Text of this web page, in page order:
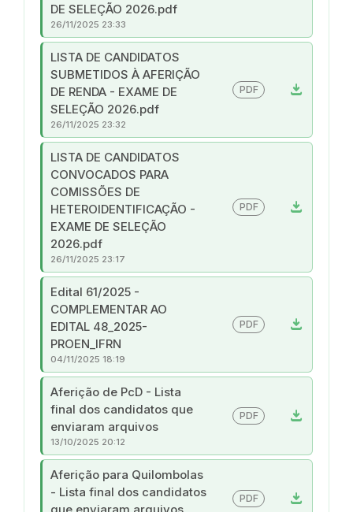
DE SELEÇÃO 2026.pdf
26/11/2025 23:33
LISTA DE CANDIDATOS
SUBMETIDOS À AFERIÇÃO
DE RENDA - EXAME DE
SELEÇÃO 2026.pdf
download
PDF
26/11/2025 23:32
LISTA DE CANDIDATOS
CONVOCADOS PARA
COMISSÕES DE
HETEROIDENTIFICAÇÃO -
EXAME DE SELEÇÃO
2026.pdf
download
PDF
26/11/2025 23:17
Edital 61/2025 -
COMPLEMENTAR AO
EDITAL 48_2025-
PROEN_IFRN
download
PDF
04/11/2025 18:19
Aferição de PcD - Lista
final dos candidatos que
enviaram arquivos
download
PDF
13/10/2025 20:12
Aferição para Quilombolas
- Lista final dos candidatos
que enviaram arquivos
download
PDF